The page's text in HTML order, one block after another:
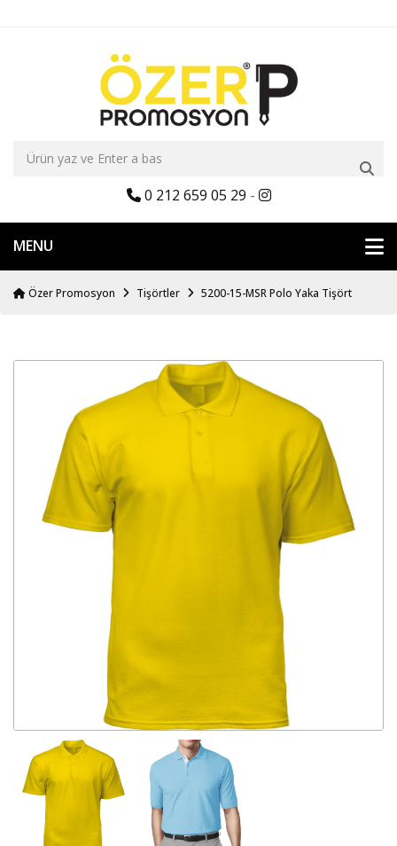
0 212 659 05 29 -
MENU
Özer Promosyon Tişörtler 5200-15-MSR Polo Yaka Tişört